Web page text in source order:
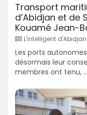
Transport
d’Abidjan et de
Kouamé Jean-
L'intelligent d'Abidjan
Les ports
désormais leur
membres ont tenu, ...